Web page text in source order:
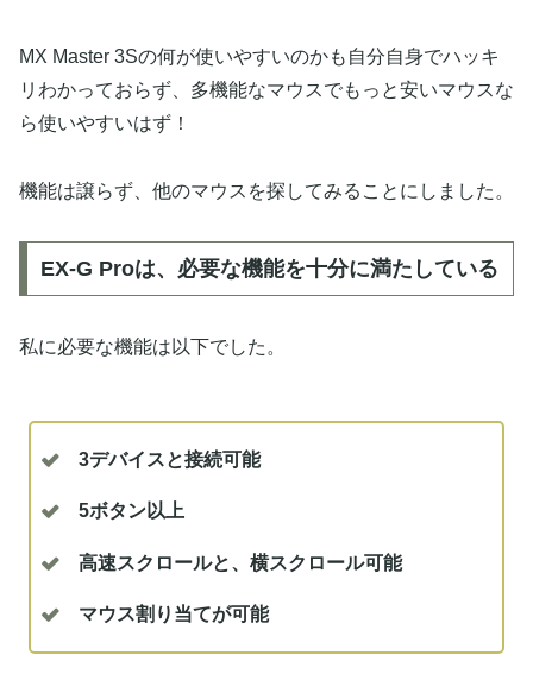
MX Master 3Sの何が使いやすいのかも自分自身でハッキ
リわかっておらず、多機能なマウスでもっと安いマウスな
ら使いやすいはず！
機能は譲らず、他のマウスを探してみることにしました。
EX-G Proは、必要な機能を十分に満たしている
私に必要な機能は以下でした。
3デバイスと接続可能
5ボタン以上
高速スクロールと、横スクロール可能
マウス割り当てが可能